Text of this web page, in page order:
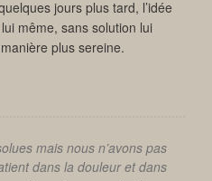
jours plus tard, l’idée
même, sans solution lui
plus sereine.
mais nous n’avons pas
dans la douleur et dans